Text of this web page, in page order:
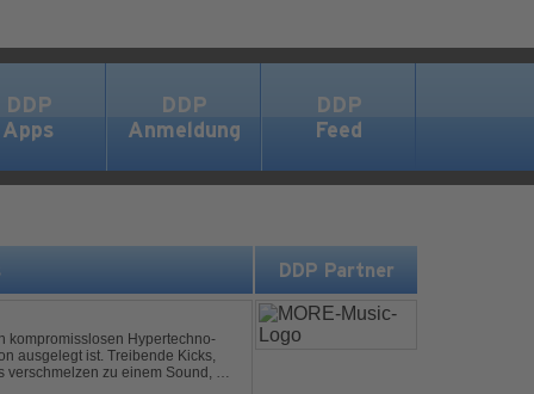
DDP
Apps
DDP
Anmeldung
DDP
Feed
kompromisslosen Hypertechno-
ausgelegt ist. Treibende Kicks,
zu einem Sound, der
DDP Partner